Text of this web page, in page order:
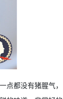
都没有猪腥气，